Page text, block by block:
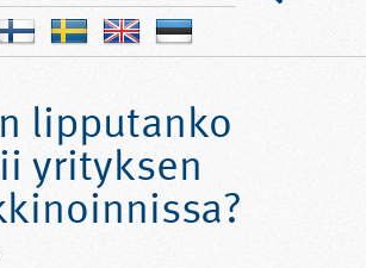
lipputanko
yrityksen